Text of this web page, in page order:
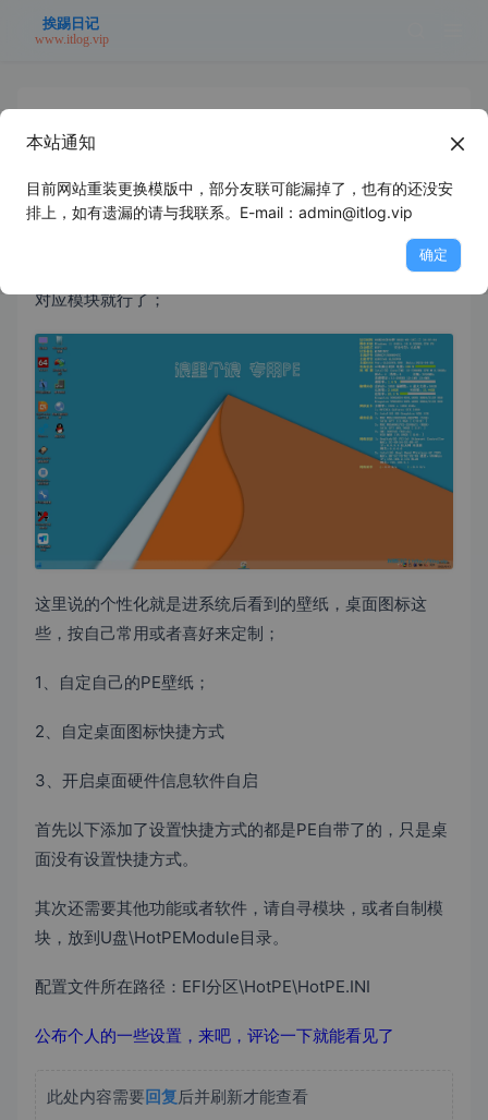
HotPE - 个性化定制
2022年9月17日未分类浪里个浪
HotPE其实也不存在什么定制，功能都是模块化的，添加
对应模块就行了；
这里说的个性化就是进系统后看到的壁纸，桌面图标这
些，按自己常用或者喜好来定制；
1、自定自己的PE壁纸；
2、自定桌面图标快捷方式
3、开启桌面硬件信息软件自启
首先以下添加了设置快捷方式的都是PE自带了的，只是桌
面没有设置快捷方式。
其次还需要其他功能或者软件，请自寻模块，或者自制模
块，放到U盘\HotPEModule目录。
配置文件所在路径：EFI分区\HotPE\HotPE.INI
公布个人的一些设置，来吧，评论一下就能看见了
此处内容需要回复后并刷新才能查看
本站通知
目前网站重装更换模版中，部分友联可能漏掉了，也有的还没安
排上，如有遗漏的请与我联系。E-mail：admin@itlog.vip
确定